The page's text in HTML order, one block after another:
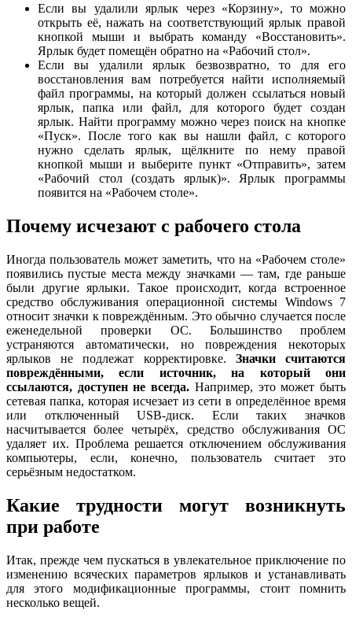
Если вы удалили ярлык через «Корзину», то можно
открыть её, нажать на соответствующий ярлык правой
кнопкой мыши и выбрать команду «Восстановить».
Ярлык будет помещён обратно на «Рабочий стол».
Если вы удалили ярлык безвозвратно, то для его
восстановления вам потребуется найти исполняемый
файл программы, на который должен ссылаться новый
ярлык, папка или файл, для которого будет создан
ярлык. Найти программу можно через поиск на кнопке
«Пуск». После того как вы нашли файл, с которого
нужно сделать ярлык, щёлкните по нему правой
кнопкой мыши и выберите пункт «Отправить», затем
«Рабочий стол (создать ярлык)». Ярлык программы
появится на «Рабочем столе».
Почему исчезают с рабочего стола
Иногда пользователь может заметить, что на «Рабочем столе»
появились пустые места между значками — там, где раньше
были другие ярлыки. Такое происходит, когда встроенное
средство обслуживания операционной системы Windows 7
относит значки к повреждённым. Это обычно случается после
еженедельной проверки ОС. Большинство проблем
устраняются автоматически, но повреждения некоторых
ярлыков не подлежат корректировке. Значки считаются
повреждёнными, если источник, на который они
ссылаются, доступен не всегда. Например, это может быть
сетевая папка, которая исчезает из сети в определённое время
или отключенный USB-диск. Если таких значков
насчитывается более четырёх, средство обслуживания ОС
удаляет их. Проблема решается отключением обслуживания
компьютеры, если, конечно, пользователь считает это
серьёзным недостатком.
Какие трудности могут возникнуть
при работе
Итак, прежде чем пускаться в увлекательное приключение по
изменению всяческих параметров ярлыков и устанавливать
для этого модификационные программы, стоит помнить
несколько вещей.